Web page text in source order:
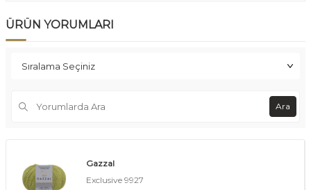
ÜRÜN YORUMLARI
Ara
Gazzal
Exclusive 9927